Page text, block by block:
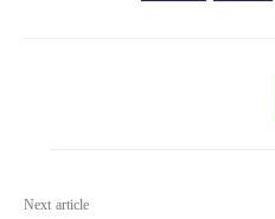
Next article